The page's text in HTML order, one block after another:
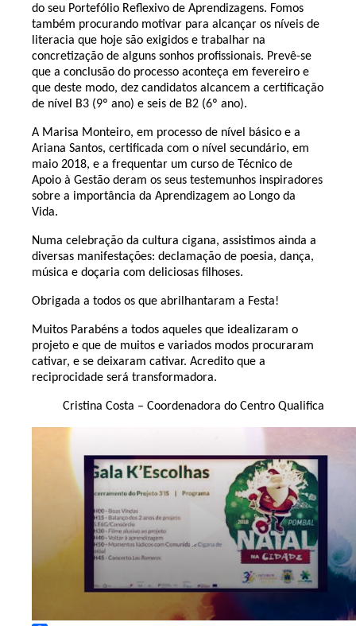
do seu Portefólio Reflexivo de Aprendizagens. Fomos
também procurando motivar para alcançar os níveis de
literacia que hoje são exigidos e trabalhar na
concretização de alguns sonhos profissionais. Prevê-se
que a conclusão do processo aconteça em fevereiro e
que deste modo, dez candidatos alcancem a certificação
de nível B3 (9º ano) e seis de B2 (6º ano).
A Marisa Monteiro, em processo de nível básico e a
Ariana Santos, certificada com o nível secundário, em
maio 2018, e a frequentar um curso de Técnico de
Apoio à Gestão deram os seus testemunhos inspiradores
sobre a importância da Aprendizagem ao Longo da
Vida.
Numa celebração da cultura cigana, assistimos ainda a
diversas manifestações: declamação de poesia, dança,
música e doçaria com deliciosas filhoses.
Obrigada a todos os que abrilhantaram a Festa!
Muitos Parabéns a todos aqueles que idealizaram o
projeto e que de muitos e variados modos procuraram
cativar, e se deixaram cativar. Acredito que a
reciprocidade será transformadora.
Cristina Costa – Coordenadora do Centro Qualifica